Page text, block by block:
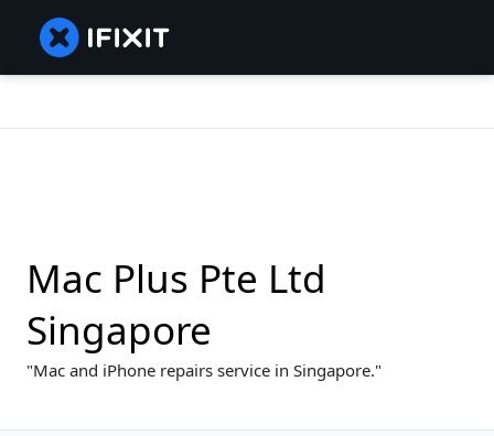
Mac Plus Pte Ltd
Singapore
Mac and iPhone repairs service in Singapore.